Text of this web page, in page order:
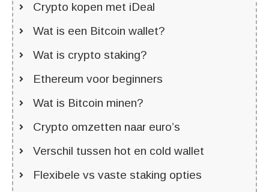
Crypto kopen met iDeal
Wat is een Bitcoin wallet?
Wat is crypto staking?
Ethereum voor beginners
Wat is Bitcoin minen?
Crypto omzetten naar euro’s
Verschil tussen hot en cold wallet
Flexibele vs vaste staking opties